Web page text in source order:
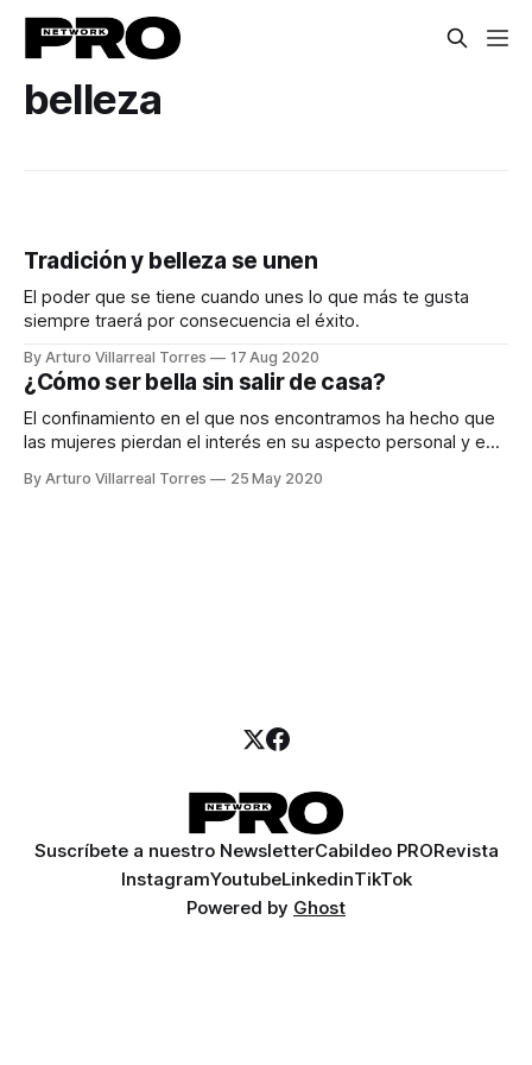
belleza
Tradición y belleza se unen
El poder que se tiene cuando unes lo que más te gusta
siempre traerá por consecuencia el éxito.
By Arturo Villarreal Torres 17 Aug 2020
¿Cómo ser bella sin salir de casa?
El confinamiento en el que nos encontramos ha hecho que
las mujeres pierdan el interés en su aspecto personal y es
By Arturo Villarreal Torres 25 May 2020
Suscríbete a nuestro NewsletterCabildeo PRORevista
InstagramYoutubeLinkedinTikTok
Powered by Ghost